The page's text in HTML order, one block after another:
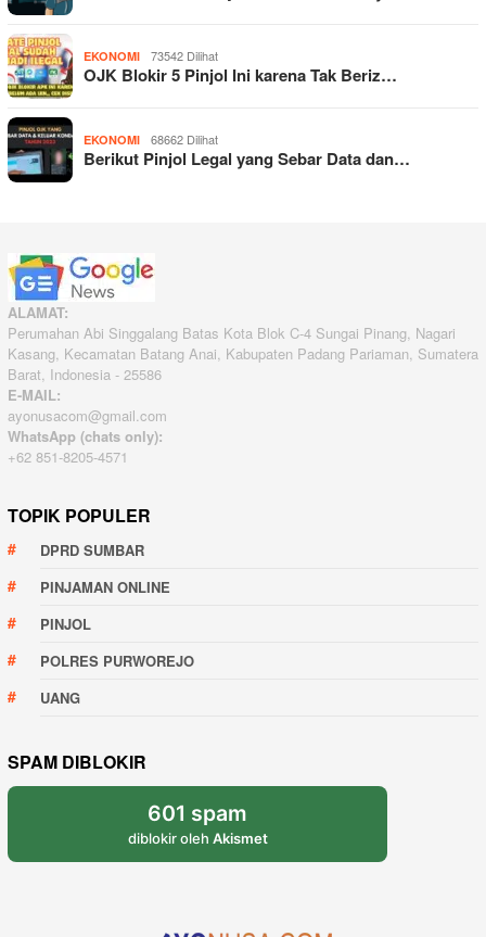
EKONOMI 73542 Dilihat
OJK Blokir 5 Pinjol Ini karena Tak Beriz…
EKONOMI 68662 Dilihat
Berikut Pinjol Legal yang Sebar Data dan…
ALAMAT:
Perumahan Abi Singgalang Batas Kota Blok C-4 Sungai Pinang, Nagari
Kasang, Kecamatan Batang Anai, Kabupaten Padang Pariaman, Sumatera
Barat, Indonesia - 25586
E-MAIL:
ayonusacom@gmail.com
WhatsApp (chats only):
+62 851-8205-4571
TOPIK POPULER
DPRD SUMBAR
PINJAMAN ONLINE
PINJOL
POLRES PURWOREJO
UANG
SPAM DIBLOKIR
601 spam
diblokir oleh Akismet